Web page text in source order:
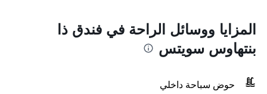
المزايا ووسائل الراحة في فندق ذا
بنتهاوس سويتس
حوض سباحة داخلي